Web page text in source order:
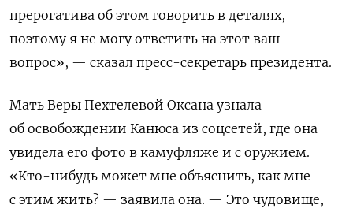
прерогатива об этом говорить в деталях,
поэтому я не могу ответить на этот ваш
вопрос», — сказал пресс-секретарь президента.
Мать Веры Пехтелевой Оксана узнала
об освобождении Канюса из соцсетей, где она
увидела его фото в камуфляже и с оружием.
«Кто-нибудь может мне объяснить, как мне
с этим жить? — заявила она. — Это чудовище,